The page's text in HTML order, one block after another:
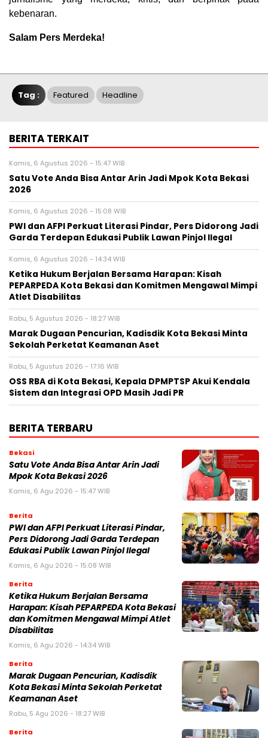
kebenaran.
Salam Pers Merdeka!
Tag : Featured Headline
BERITA TERKAIT
Kamis, 6 Agustus 2026 - 15:47 WIB
Satu Vote Anda Bisa Antar Arin Jadi Mpok Kota Bekasi
2026
Kamis, 6 Agustus 2026 - 15:08 WIB
PWI dan AFPI Perkuat Literasi Pindar, Pers Didorong Jadi
Garda Terdepan Edukasi Publik Lawan Pinjol Ilegal
Kamis, 6 Agustus 2026 - 14:34 WIB
Ketika Hukum Berjalan Bersama Harapan: Kisah
PEPARPEDA Kota Bekasi dan Komitmen Mengawal Mimpi
Atlet Disabilitas
Rabu, 5 Agustus 2026 - 18:27 WIB
‎Marak Dugaan Pencurian, Kadisdik Kota Bekasi Minta
Sekolah Perketat Keamanan Aset
Rabu, 5 Agustus 2026 - 17:16 WIB
‎OSS RBA di Kota Bekasi, Kepala DPMPTSP Akui Kendala
Sistem dan Integrasi OPD Masih Jadi PR
BERITA TERBARU
Bekasi
Satu Vote Anda Bisa Antar Arin Jadi
Mpok Kota Bekasi 2026
Kamis, 6 Agu 2026 - 15:47 WIB
Berita
PWI dan AFPI Perkuat Literasi Pindar,
Pers Didorong Jadi Garda Terdepan
Edukasi Publik Lawan Pinjol Ilegal
Kamis, 6 Agu 2026 - 15:08 WIB
Berita
Ketika Hukum Berjalan Bersama
Harapan: Kisah PEPARPEDA Kota Bekasi
dan Komitmen Mengawal Mimpi Atlet
Disabilitas
Kamis, 6 Agu 2026 - 14:34 WIB
Berita
‎Marak Dugaan Pencurian, Kadisdik
Kota Bekasi Minta Sekolah Perketat
Keamanan Aset
Rabu, 5 Agu 2026 - 18:27 WIB
Berita